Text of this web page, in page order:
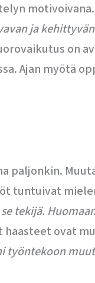
ja
on
Ajan myötä
paljonkin.
tuntuivat
tekijä.
ovat
työntekoon